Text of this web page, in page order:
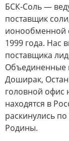
БСК-Соль —
поставщик
ионообменной
1999 года. Нас
поставщика
Объединенные
Доширак,
головной офис
находятся в
раскинулись
Родины.